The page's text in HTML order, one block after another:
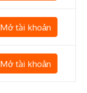
Mở tài khoản
Mở tài khoản